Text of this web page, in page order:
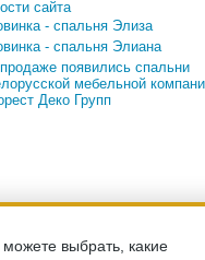
сайта
- спальня Элиза
- спальня Элиана
появились спальни
мебельной
Деко Групп
и ни при каких
выбрать, какие